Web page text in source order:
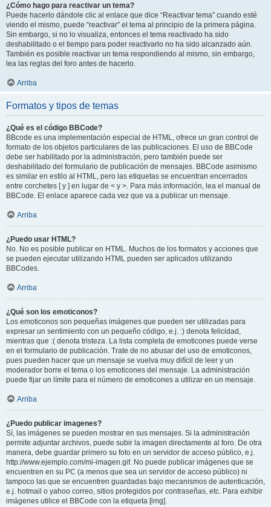
¿Cómo hago para reactivar un tema?
Puede hacerlo dándole clic al enlace que dice “Reactivar tema” cuando esté
viendo el mismo, puede “reactivar” el tema al principio de la primera página.
Sin embargo, si no lo visualiza, entonces el tema reactivado ha sido
deshabilitado o el tiempo para poder reactivarlo no ha sido alcanzado aún.
También es posible reactivar un tema respondiendo al mismo, sin embargo,
lea las reglas del foro antes de hacerlo.
Arriba
Formatos y tipos de temas
¿Qué es el código BBCode?
BBcode es una implementación especial de HTML, ofrece un gran control de
formato de los objetos particulares de las publicaciones. El uso de BBCode
debe ser habilitado por la administración, pero también puede ser
deshabilitado del formulario de publicación de mensajes. BBCode asimismo
es similar en estilo al HTML, pero las etiquetas se encuentran encerrados
entre corchetes [ y ] en lugar de < y >. Para más información, lea el manual de
BBCode. El enlace aparece cada vez que va a publicar un mensaje.
Arriba
¿Puedo usar HTML?
No. No es posible publicar en HTML. Muchos de los formatos y acciones que
se pueden ejecutar utilizando HTML pueden ser aplicados utilizando
BBCodes.
Arriba
¿Qué son los emoticonos?
Los emoticonos son pequeñas imágenes que pueden ser utilizadas para
expresar un sentimiento con un pequeño código, e.j. :) denota felicidad,
mientras que :( denota tristeza. La lista completa de emoticones puede verse
en el formulario de publicación. Trate de no abusar del uso de emoticonos,
pues pueden hacer que un mensaje se vuelva muy difícil de leer y un
moderador borre el tema o los emoticones del mensaje. La administración
puede fijar un límite para el número de emoticones a utilizar en un mensaje.
Arriba
¿Puedo publicar imagenes?
Sí, las imágenes se pueden mostrar en sus mensajes. Si la administración
permite adjuntar archivos, puede subir la imagen directamente al foro. De otra
manera, debe guardar primero su foto en un servidor de acceso público, e.j.
http://www.ejemplo.com/mi-imagen.gif. No puede publicar imágenes que se
encuentren en su PC (a menos que sea un servidor de acceso público) ni
tampoco las que se encuentren guardadas bajo mecanismos de autenticación,
e.j. hotmail o yahoo correo, sitios protegidos por contraseñas, etc. Para exhibir
imágenes utilice el BBCode con la etiqueta [img].